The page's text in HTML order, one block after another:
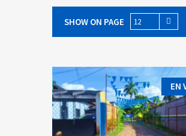
SHOW ON PAGE 12
EN